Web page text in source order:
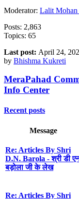
Moderator: Lalit Mohan
Posts: 2,863
Topics: 65
Last post: April 24,
by Bhishma Kukreti
MeraPahad
Info Center
Recent posts
Message
Re: Articles By Shri
D.N. Barola - श्री डी
बड़ोला जी के लेख
Re: Articles By Shri